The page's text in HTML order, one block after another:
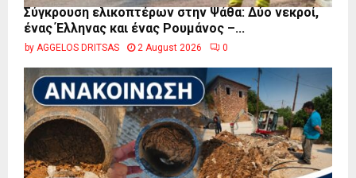
Σύγκρουση ελικοπτέρων στην Ψάθα: Δύο νεκροί,
ένας Έλληνας και ένας Ρουμάνος –...
by AGGELOS DRITSAS 2 August 2026 0